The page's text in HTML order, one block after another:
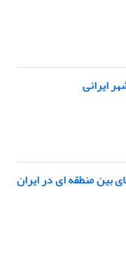
ایرانی
بین منطقه ای در ایران